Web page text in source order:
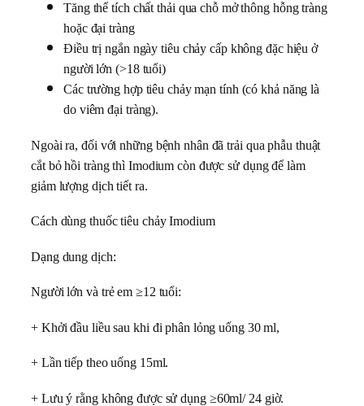
Tăng thể tích chất thải qua chỗ mở thông hỗng tràng
hoặc đại tràng
Điều trị ngắn ngày tiêu chảy cấp không đặc hiệu ở
người lớn (>18 tuổi)
Các trường hợp tiêu chảy mạn tính (có khả năng là
do viêm đại tràng).
Ngoài ra, đối với những bệnh nhân đã trải qua phẫu thuật
cắt bỏ hồi tràng thì Imodium còn được sử dụng để làm
giảm lượng dịch tiết ra.
Cách dùng thuốc tiêu chảy Imodium
Dạng dung dịch:
Người lớn và trẻ em ≥12 tuổi:
+ Khởi đầu liều sau khi đi phân lỏng uống 30 ml,
+ Lần tiếp theo uống 15ml.
+ Lưu ý rằng không được sử dụng ≥60ml/ 24 giờ.